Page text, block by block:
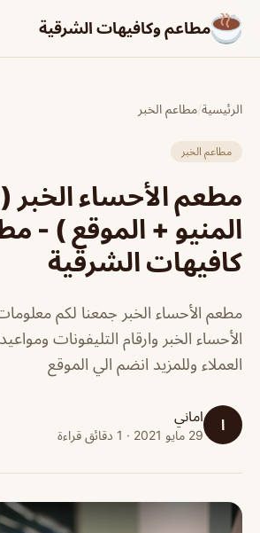
مطاعم وكافيهات الشرقية
الرئيسية/مطاعم الخبر
مطاعم الخبر
مطعم الأحساء الخبر
المنيو + الموقع ) -
كافيهات الشرقية
مطعم الأحساء الخبر جمعنا لكم
الأحساء الخبر وارقام التليفونات
العملاء وللمزيد انضم الي الموقع
ا اماني
29 مايو 2021 · 1 دقائق قراءة